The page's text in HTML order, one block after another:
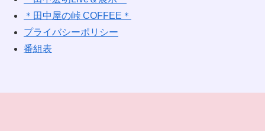
＊田中屋の峠 COFFEE＊
プライバシーポリシー
番組表